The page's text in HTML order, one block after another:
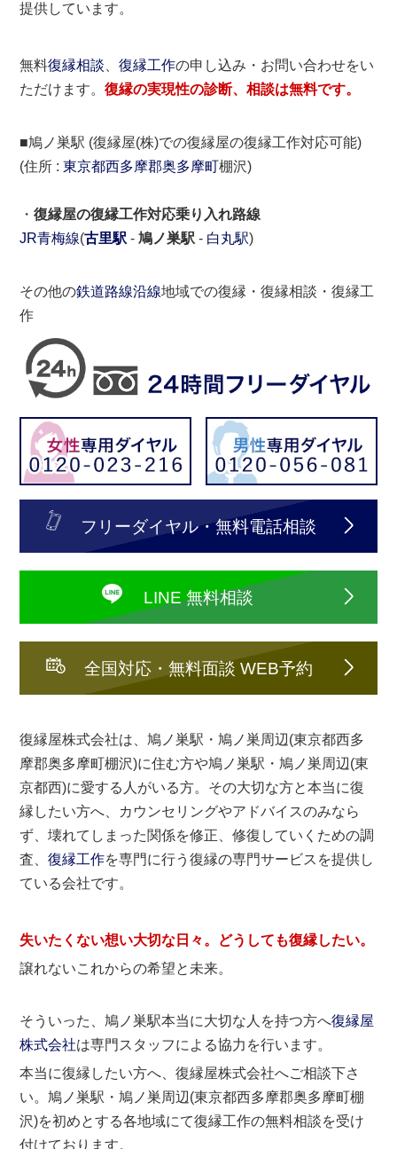
提供しています。
無料復縁相談 、復縁工作の申し込み・お問い合わせをい
ただけます。復縁の実現性の診断、相談は無料です。
■鳩ノ巣駅 (復縁屋(株)での復縁屋の復縁工作対応可能)
(住所 :東京都西多摩郡奥多摩町棚沢)
・復縁屋の復縁工作対応乗り入れ路線
JR青梅線(古里駅 -鳩ノ巣駅 - 白丸駅)
その他の鉄道路線沿線地域での復縁・復縁相談・復縁工
作
フリーダイヤル・無料電話相談
LINE 無料相談
全国対応・無料面談 WEB予約
復縁屋株式会社は、鳩ノ巣駅・鳩ノ巣周辺(東京都西多
摩郡奥多摩町棚沢)に住む方や鳩ノ巣駅・鳩ノ巣周辺(東
京都西)に愛する人がいる方。その大切な方と本当に復
縁したい方へ、カウンセリングやアドバイスのみなら
ず、壊れてしまった関係を修正、修復していくための調
査、復縁工作を専門に行う復縁の専門サービスを提供し
ている会社です。
失いたくない想い大切な日々。どうしても復縁したい。
譲れないこれからの希望と未来。
そういった、鳩ノ巣駅本当に大切な人を持つ方へ復縁屋
株式会社は専門スタッフによる協力を行います。
本当に復縁したい方へ、復縁屋株式会社へご相談下さ
い。鳩ノ巣駅・鳩ノ巣周辺(東京都西多摩郡奥多摩町棚
沢)を初めとする各地域にて復縁工作の無料相談を受け
付けております。